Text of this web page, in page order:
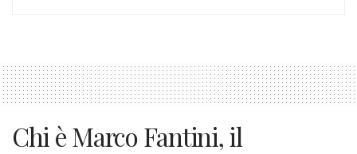
Chi è Marco Fantini, il